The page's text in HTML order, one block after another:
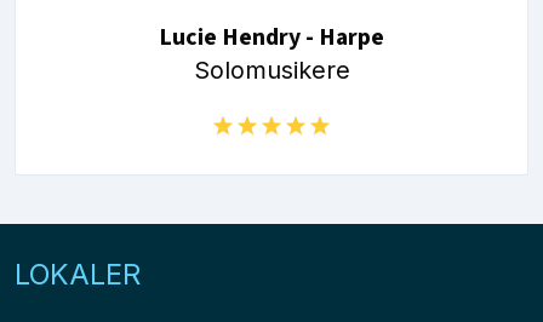
Lucie Hendry - Harpe
Solomusikere
LOKALER